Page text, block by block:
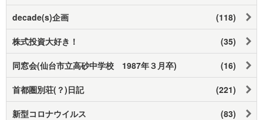
decade(s)企画 (118)
株式投資大好き！ (35)
同窓会(仙台市立高砂中学校 1987年３月卒) (16)
首都圏別荘(？)日記 (221)
新型コロナウイルス (83)